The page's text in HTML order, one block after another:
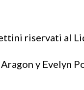
riservati al
y Evelyn